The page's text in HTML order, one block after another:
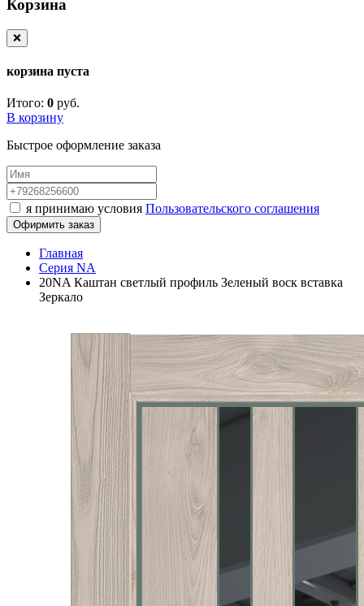
Корзина
❌
корзина пуста
Итого: 0 руб.
В корзину
Быстрое оформление заказа
я принимаю условия Пользовательского соглашения
Офирмить заказ
Главная
Серия NA
20NA Каштан светлый профиль Зеленый воск вставка
Зеркало